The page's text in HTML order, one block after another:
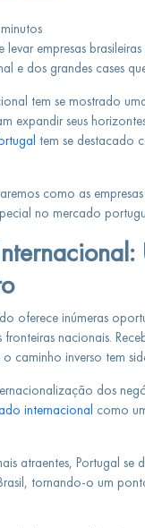
minutos
empresas
e dos grandes cases
tem se mostrado
expandir seus
tem se destacado
como as
no mercado
oferece inúmeras
nacionais.
o caminho inverso tem
dos
internacional como
atraentes, Portugal
tornando-o um